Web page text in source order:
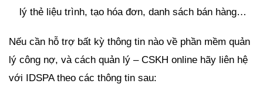
lý thẻ liệu trình, tạo hóa đơn, danh sách bán hàng…
Nếu cần hỗ trợ bất kỳ thông tin nào về phần mềm quản
lý công nợ, và cách quản lý – CSKH online hãy liên hệ
với IDSPA theo các thông tin sau: